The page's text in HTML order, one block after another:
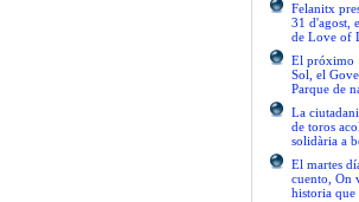
Felanitx
31 d'agost,
de Love of
El próximo
Sol, el
Parque de
La
de toros
solidària a
El martes
cuento, On
historia que